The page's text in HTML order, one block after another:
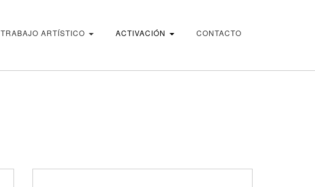
TRABAJO ARTÍSTICO ACTIVACIÓN CONTACTO